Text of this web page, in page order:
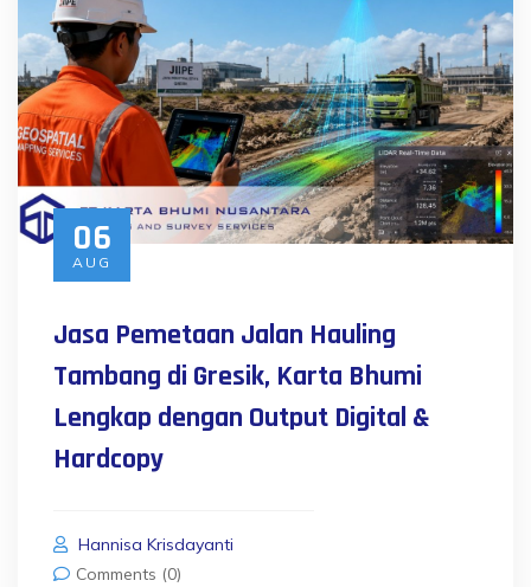
06
AUG
Jasa Pemetaan Jalan Hauling
Tambang di Gresik, Karta Bhumi
Lengkap dengan Output Digital &
Hardcopy
Hannisa Krisdayanti
Comments (0)